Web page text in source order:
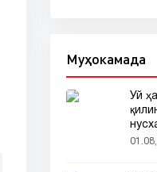
Муҳокамада
Уй